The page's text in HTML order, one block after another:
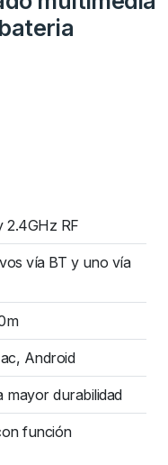
2.4GHz RF
vía BT y uno vía
Android
durabilidad
función